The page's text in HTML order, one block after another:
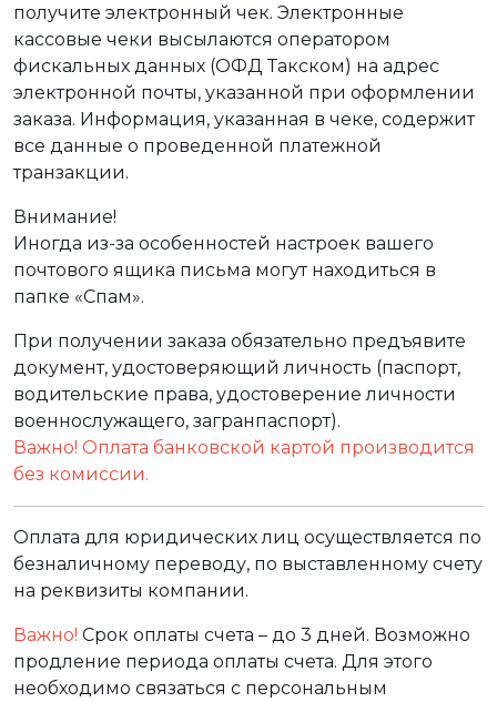
получите электронный чек. Электронные
кассовые чеки высылаются оператором
фискальных данных (ОФД Такском) на адрес
электронной почты, указанной при оформлении
заказа. Информация, указанная в чеке, содержит
все данные о проведенной платежной
транзакции.
Внимание!
Иногда из-за особенностей настроек вашего
почтового ящика письма могут находиться в
папке «Спам».
При получении заказа обязательно предъявите
документ, удостоверяющий личность (паспорт,
водительские права, удостоверение личности
военнослужащего, загранпаспорт).
Важно! Оплата банковской картой производится
без комиссии.
Оплата для юридических лиц осуществляется по
безналичному переводу, по выставленному счету
на реквизиты компании.
Важно! Срок оплаты счета – до 3 дней. Возможно
продление периода оплаты счета. Для этого
необходимо связаться с персональным